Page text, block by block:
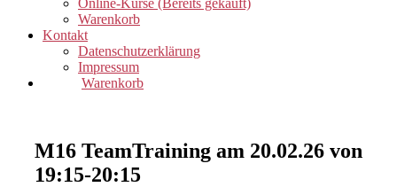
Online-Kurse (Bereits gekauft)
Warenkorb
Kontakt
Datenschutzerklärung
Impressum
Warenkorb
M16 TeamTraining am 20.02.26 von
19:15-20:15